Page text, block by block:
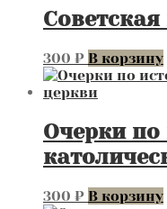
300 ₽ В корзину
Очерки
300 ₽ В корзину